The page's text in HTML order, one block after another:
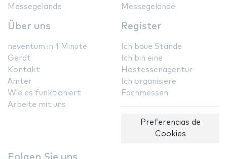
Messegelände
Messegelände
Über uns
neventum in 1 Minute
Gerät
Kontakt
Ämter
Wie es funktioniert
Arbeite mit uns
Register
Ich baue Stände
Ich bin eine
Hostessenagentur
Ich organisiere
Fachmessen
Preferencias de
Cookies